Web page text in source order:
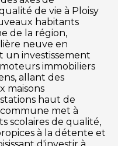
de vie à Ploisy
habitants
de la région,
neuve en
un investissement
immobiliers
allant des
maisons
haut de
met à
scolaires de qualité,
à la détente et